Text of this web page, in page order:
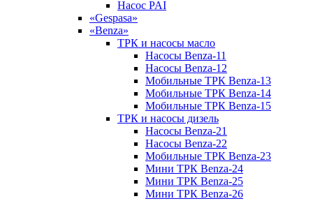
Насос PAI
«Gespasa»
«Benza»
ТРК и насосы масло
Насосы Benza-11
Насосы Benza-12
Мобильные ТРК Benza-13
Мобильные ТРК Benza-14
Мобильные ТРК Benza-15
ТРК и насосы дизель
Насосы Benza-21
Насосы Benza-22
Мобильные ТРК Benza-23
Мини ТРК Benza-24
Мини ТРК Benza-25
Мини ТРК Benza-26